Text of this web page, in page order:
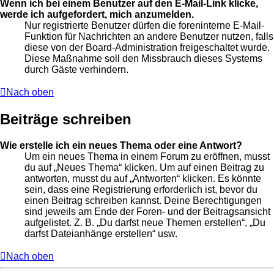
Wenn ich bei einem Benutzer auf den E-Mail-Link klicke,
werde ich aufgefordert, mich anzumelden.
Nur registrierte Benutzer dürfen die foreninterne E-Mail-
Funktion für Nachrichten an andere Benutzer nutzen, falls
diese von der Board-Administration freigeschaltet wurde.
Diese Maßnahme soll den Missbrauch dieses Systems
durch Gäste verhindern.
Nach oben
Beiträge schreiben
Wie erstelle ich ein neues Thema oder eine Antwort?
Um ein neues Thema in einem Forum zu eröffnen, musst
du auf „Neues Thema“ klicken. Um auf einen Beitrag zu
antworten, musst du auf „Antworten“ klicken. Es könnte
sein, dass eine Registrierung erforderlich ist, bevor du
einen Beitrag schreiben kannst. Deine Berechtigungen
sind jeweils am Ende der Foren- und der Beitragsansicht
aufgelistet. Z. B. „Du darfst neue Themen erstellen“, „Du
darfst Dateianhänge erstellen“ usw.
Nach oben